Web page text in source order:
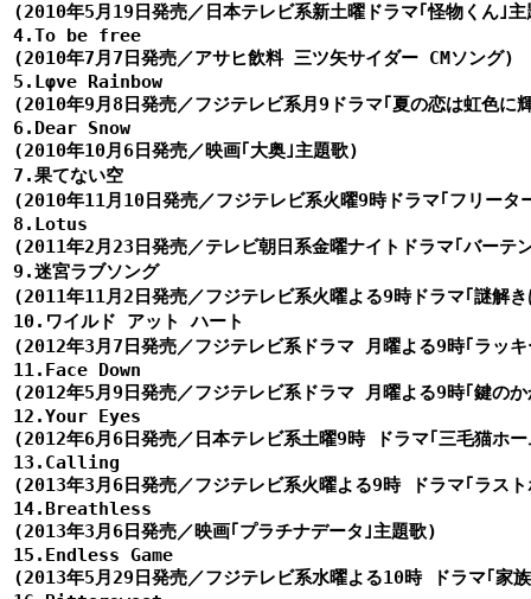
(2010年5月19日発売／日本テレビ系新土曜ドラマ｢怪物くん｣
4.To be free
(2010年7月7日発売／アサヒ飲料 三ツ矢サイダー CMソング)
5.Lφve Rainbow
(2010年9月8日発売／フジテレビ系月9ドラマ｢夏の恋は虹色に
6.Dear Snow
(2010年10月6日発売／映画｢大奥｣主題歌)
7.果てない空
(2010年11月10日発売／フジテレビ系火曜9時ドラマ｢フリータ
8.Lotus
(2011年2月23日発売／テレビ朝日系金曜ナイトドラマ｢バーテ
9.迷宮ラブソング
(2011年11月2日発売／フジテレビ系火曜よる9時ドラマ｢謎解
10.ワイルド アット ハート
(2012年3月7日発売／フジテレビ系ドラマ 月曜よる9時｢ラッ
11.Face Down
(2012年5月9日発売／フジテレビ系ドラマ 月曜よる9時｢鍵の
12.Your Eyes
(2012年6月6日発売／日本テレビ系土曜9時 ドラマ｢三毛猫ホ
13.Calling
(2013年3月6日発売／フジテレビ系火曜よる9時 ドラマ｢ラス
14.Breathless
(2013年3月6日発売／映画｢プラチナデータ｣主題歌)
15.Endless Game
(2013年5月29日発売／フジテレビ系水曜よる10時 ドラマ｢家